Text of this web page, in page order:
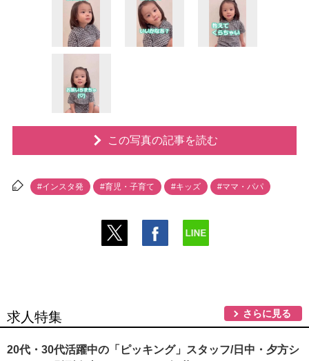
この写真の記事を読む
#インスタ発 #育児・子育て #キッズ #ママ・パパ
求人特集 さらに見る
20代・30代活躍中の「ピッキング」スタッフ/日中・夕方シ